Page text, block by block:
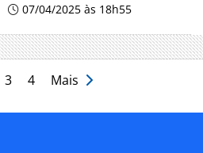
07/04/2025 às 18h55
3 4 Mais